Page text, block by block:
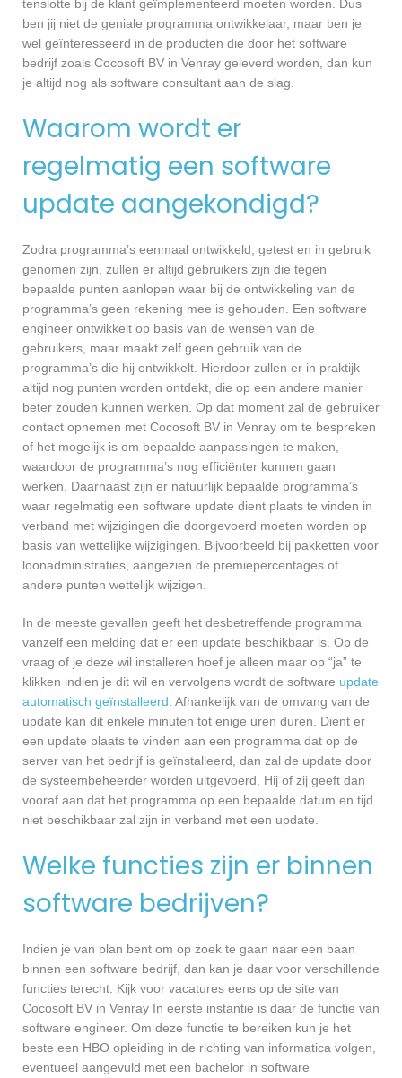
tenslotte bij de klant geïmplementeerd moeten worden. Dus
ben jij niet de geniale programma ontwikkelaar, maar ben je
wel geïnteresseerd in de producten die door het software
bedrijf zoals Cocosoft BV in Venray geleverd worden, dan kun
je altijd nog als software consultant aan de slag.
Waarom wordt er
regelmatig een software
update aangekondigd?
Zodra programma’s eenmaal ontwikkeld, getest en in gebruik
genomen zijn, zullen er altijd gebruikers zijn die tegen
bepaalde punten aanlopen waar bij de ontwikkeling van de
programma’s geen rekening mee is gehouden. Een software
engineer ontwikkelt op basis van de wensen van de
gebruikers, maar maakt zelf geen gebruik van de
programma’s die hij ontwikkelt. Hierdoor zullen er in praktijk
altijd nog punten worden ontdekt, die op een andere manier
beter zouden kunnen werken. Op dat moment zal de gebruiker
contact opnemen met Cocosoft BV in Venray om te bespreken
of het mogelijk is om bepaalde aanpassingen te maken,
waardoor de programma’s nog efficiënter kunnen gaan
werken. Daarnaast zijn er natuurlijk bepaalde programma’s
waar regelmatig een software update dient plaats te vinden in
verband met wijzigingen die doorgevoerd moeten worden op
basis van wettelijke wijzigingen. Bijvoorbeeld bij pakketten voor
loonadministraties, aangezien de premiepercentages of
andere punten wettelijk wijzigen.
In de meeste gevallen geeft het desbetreffende programma
vanzelf een melding dat er een update beschikbaar is. Op de
vraag of je deze wil installeren hoef je alleen maar op “ja” te
klikken indien je dit wil en vervolgens wordt de software update
automatisch geïnstalleerd . Afhankelijk van de omvang van de
update kan dit enkele minuten tot enige uren duren. Dient er
een update plaats te vinden aan een programma dat op de
server van het bedrijf is geïnstalleerd, dan zal de update door
de systeembeheerder worden uitgevoerd. Hij of zij geeft dan
vooraf aan dat het programma op een bepaalde datum en tijd
niet beschikbaar zal zijn in verband met een update.
Welke functies zijn er binnen
software bedrijven?
Indien je van plan bent om op zoek te gaan naar een baan
binnen een software bedrijf, dan kan je daar voor verschillende
functies terecht. Kijk voor vacatures eens op de site van
Cocosoft BV in Venray In eerste instantie is daar de functie van
software engineer. Om deze functie te bereiken kun je het
beste een HBO opleiding in de richting van informatica volgen,
eventueel aangevuld met een bachelor in software